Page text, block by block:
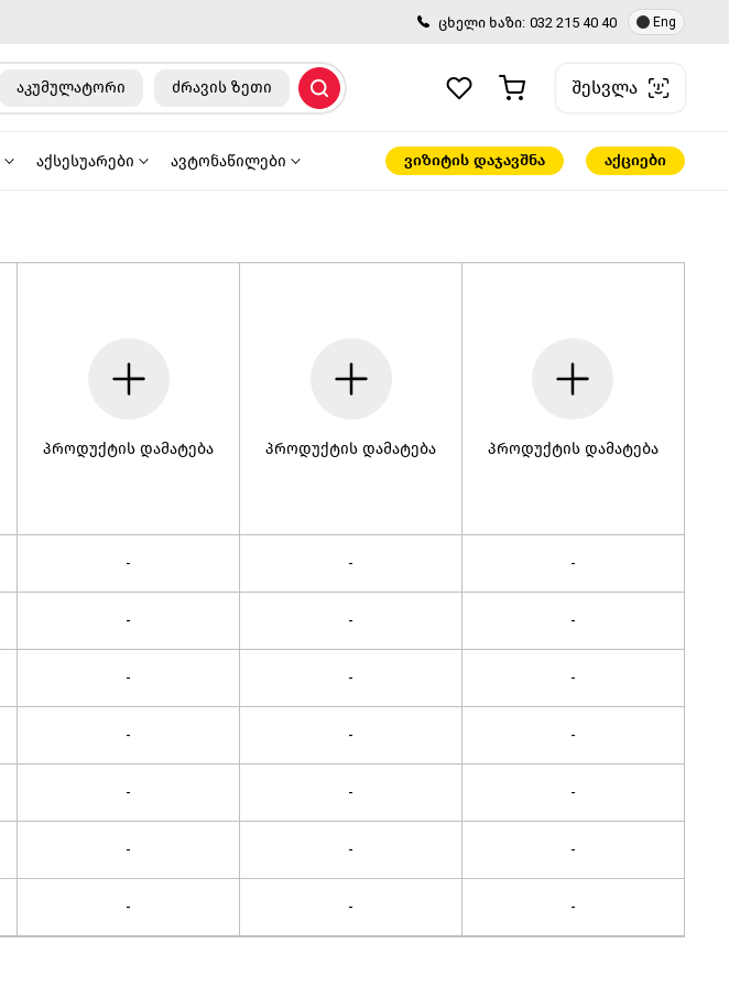
ცხელი ხაზი: 032 215 40 40 Eng
აკუმულატორი ძრავის ზეთი შესვლა
აქსესუარები ავტონაწილები ვიზიტის დაჯავშნა აქციები
პროდუქტის დამატება პროდუქტის დამატება პროდუქტის დამატება
- - -
- - -
- - -
- - -
- - -
- - -
- - -